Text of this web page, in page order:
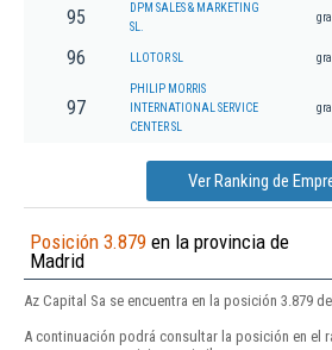
95
DPM SALES & MARKETING
SL.
96 LLOTOR SL
97
PHILIP MORRIS
INTERNATIONAL SERVICE
CENTER SL
Ver Ranking de
Posición 3.879 en la provincia de
Madrid
Az Capital Sa se encuentra en la posición 3.879
A continuación podrá consultar la posición en el